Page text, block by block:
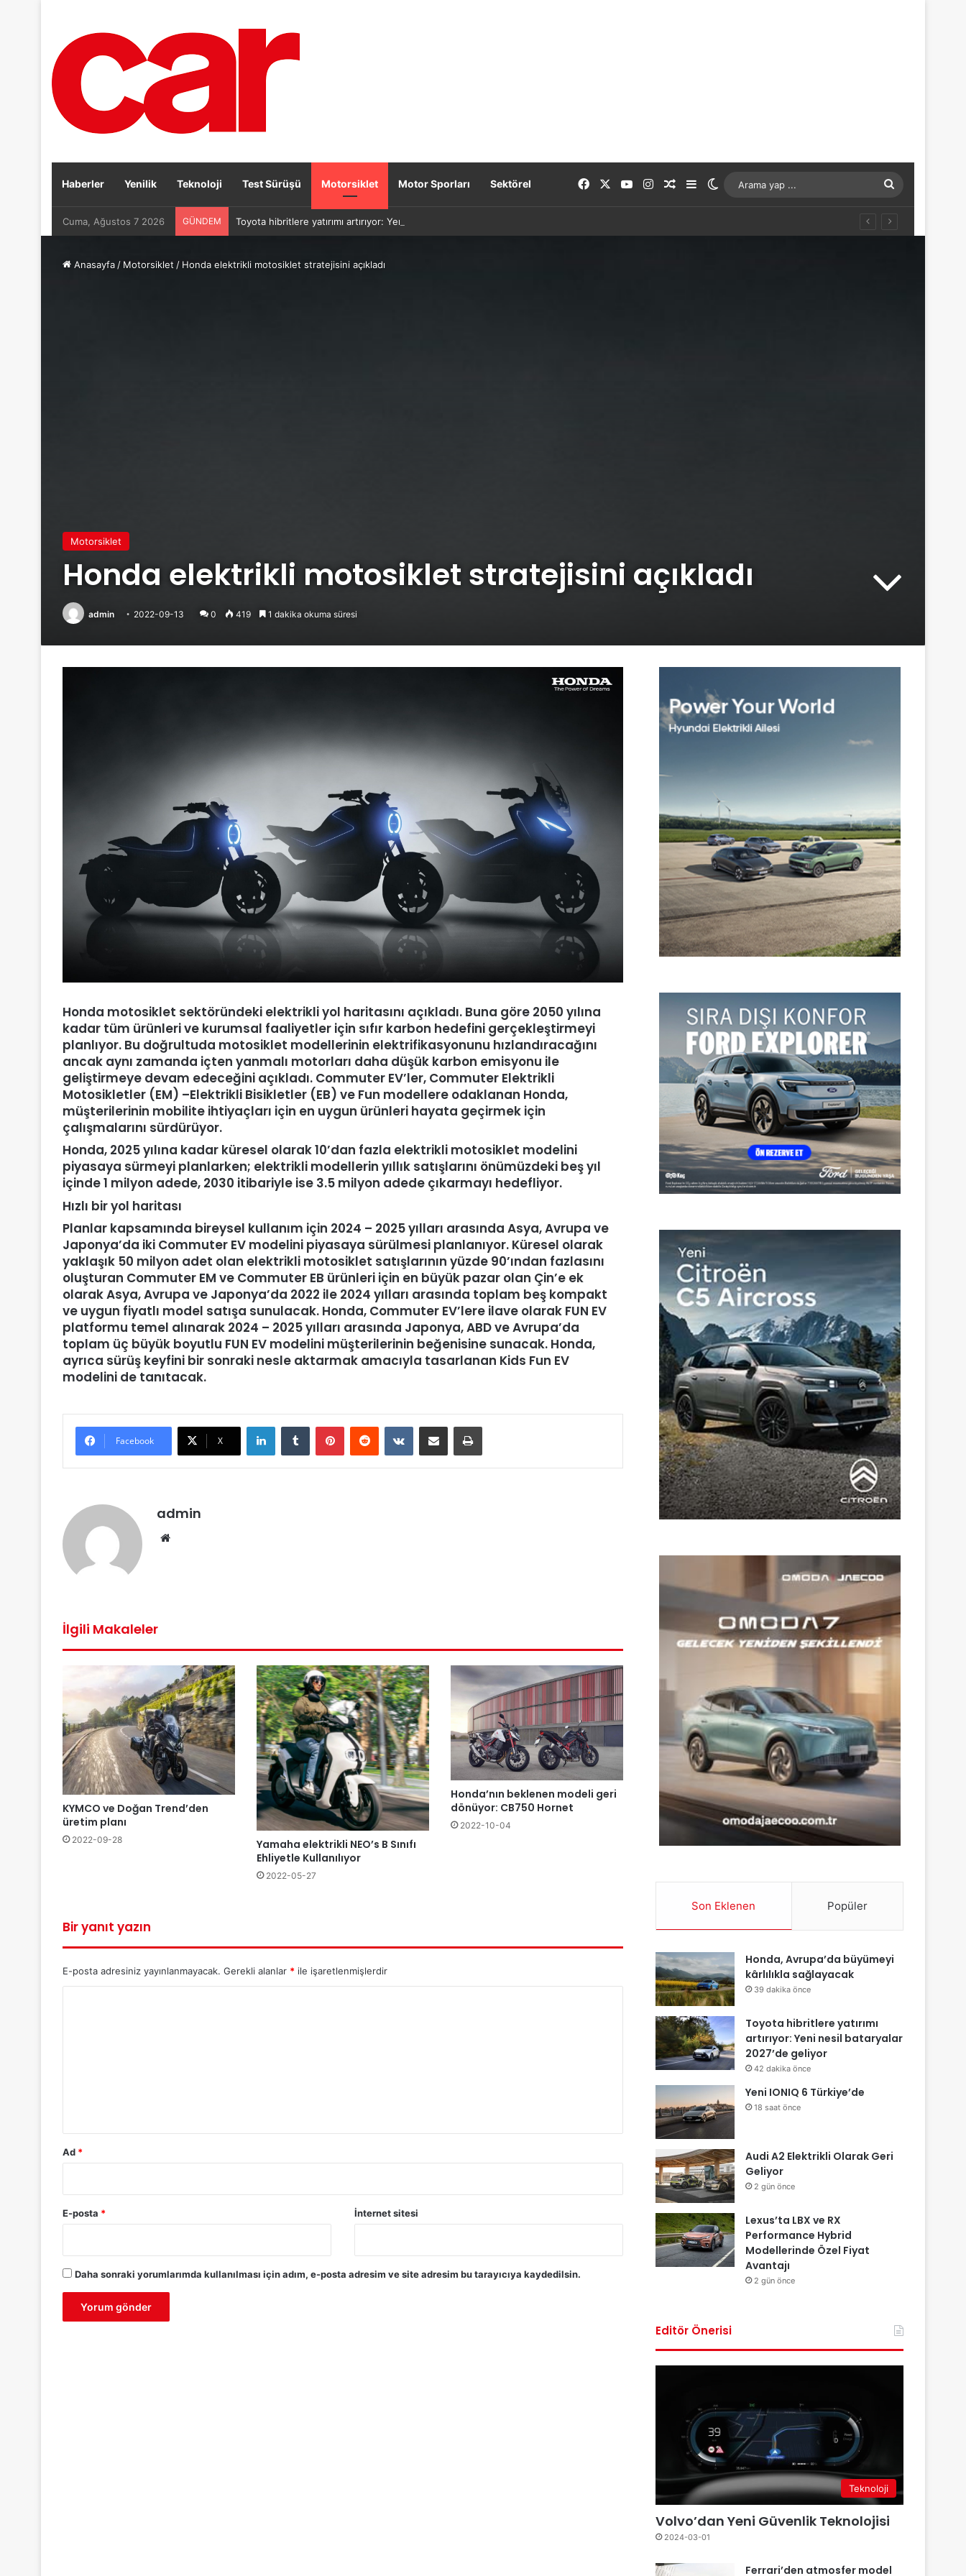
Haberler Yenilik Teknoloji Test Sürüşü Motorsiklet Motor Sporları Sektörel Facebook YouTubeInstagramRastgele Makale
Kenar Bölmesi
Dış görünümü değiştir
...
Cuma, Ağustos 7 2026 GÜNDEM Toyota hibritlere yatırımı artırıyor: Yeni nesil bataryalar 2027’de geliyor
Anasayfa / Motorsiklet / Honda elektrikli motosiklet stratejisini açıkladı
Motorsiklet
Honda elektrikli motosiklet stratejisini açıkladı
admin 2022-09-13 0 419 1 dakika okuma süresi
Honda motosiklet sektöründeki elektrikli yol haritasını açıkladı. Buna göre 2050 yılına
kadar tüm ürünleri ve kurumsal faaliyetler için sıfır karbon hedefini gerçekleştirmeyi
planlıyor. Bu doğrultuda motosiklet modellerinin elektrifikasyonunu hızlandıracağını
ancak aynı zamanda içten yanmalı motorları daha düşük karbon emisyonu ile
geliştirmeye devam edeceğini açıkladı. Commuter EV’ler, Commuter Elektrikli
Motosikletler (EM) –Elektrikli Bisikletler (EB) ve Fun modellere odaklanan Honda,
müşterilerinin mobilite ihtiyaçları için en uygun ürünleri hayata geçirmek için
çalışmalarını sürdürüyor.
Honda, 2025 yılına kadar küresel olarak 10’dan fazla elektrikli motosiklet modelini
piyasaya sürmeyi planlarken; elektrikli modellerin yıllık satışlarını önümüzdeki beş yıl
içinde 1 milyon adede, 2030 itibariyle ise 3.5 milyon adede çıkarmayı hedefliyor.
Hızlı bir yol haritası
Planlar kapsamında bireysel kullanım için 2024 – 2025 yılları arasında Asya, Avrupa ve
Japonya’da iki Commuter EV modelini piyasaya sürülmesi planlanıyor. Küresel olarak
yaklaşık 50 milyon adet olan elektrikli motosiklet satışlarının yüzde 90’ından fazlasını
oluşturan Commuter EM ve Commuter EB ürünleri için en büyük pazar olan Çin’e ek
olarak Asya, Avrupa ve Japonya’da 2022 ile 2024 yılları arasında toplam beş kompakt
ve uygun fiyatlı model satışa sunulacak. Honda, Commuter EV’lere ilave olarak FUN EV
platformu temel alınarak 2024 – 2025 yılları arasında Japonya, ABD ve Avrupa’da
toplam üç büyük boyutlu FUN EV modelini müşterilerinin beğenisine sunacak. Honda,
ayrıca sürüş keyfini bir sonraki nesle aktarmak amacıyla tasarlanan Kids Fun EV
modelini de tanıtacak.
Facebook X
admin
İlgili Makaleler
KYMCO ve Doğan Trend’den
üretim planı
2022-09-28
Yamaha elektrikli NEO’s B Sınıfı
Ehliyetle Kullanılıyor
2022-05-27
Honda’nın beklenen modeli geri
dönüyor: CB750 Hornet
2022-10-04
Bir yanıt yazın
E-posta adresiniz yayınlanmayacak. Gerekli alanlar * ile işaretlenmişlerdir
Ad *
E-posta * İnternet sitesi
Daha sonraki yorumlarımda kullanılması için adım, e-posta adresim ve site adresim bu tarayıcıya kaydedilsin.
Son Eklenen Popüler
Honda, Avrupa’da büyümeyi
kârlılıkla sağlayacak
39 dakika önce
Toyota hibritlere yatırımı
artırıyor: Yeni nesil bataryalar
2027’de geliyor
42 dakika önce
Yeni IONIQ 6 Türkiye’de
18 saat önce
Audi A2 Elektrikli Olarak Geri
Geliyor
2 gün önce
Lexus’ta LBX ve RX
Performance Hybrid
Modellerinde Özel Fiyat
Avantajı
2 gün önce
Editör Önerisi
Teknoloji
Volvo’dan Yeni Güvenlik Teknolojisi
2024-03-01
Ferrari’den atmosfer model